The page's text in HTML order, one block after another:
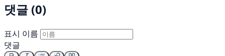
댓글 (0)
표시 이름
댓글